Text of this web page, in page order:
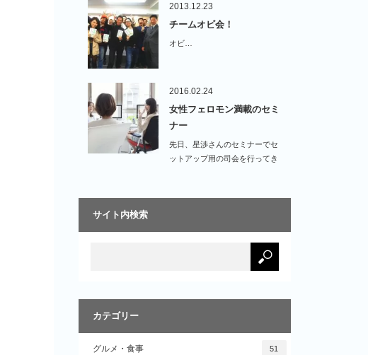
2013.12.23
チームオビ会！
オビ…
2016.02.24
女性フェロモン満載のセミ
ナー
先日、星渉さんのセミナーでセ
ットアップ用の司会を行ってき
サイト内検索
カテゴリー
グルメ・食事 51